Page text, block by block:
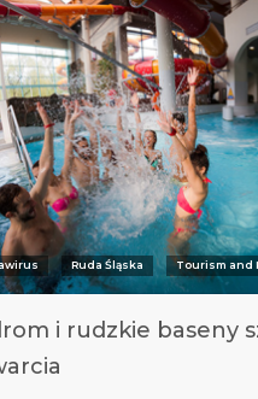
Ruda Śląska Tourism and
i rudzkie baseny